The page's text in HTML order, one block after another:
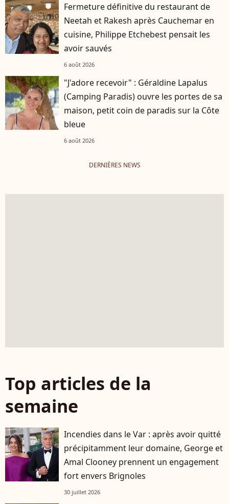
Fermeture définitive du restaurant de
Neetah et Rakesh après Cauchemar en
cuisine, Philippe Etchebest pensait les
avoir sauvés
6 août 2026
"J'adore recevoir" : Géraldine Lapalus
(Camping Paradis) ouvre les portes de sa
maison, petit coin de paradis sur la Côte
bleue
6 août 2026
DERNIÈRES NEWS
Top articles de la
semaine
Incendies dans le Var : après avoir quitté
précipitamment leur domaine, George et
Amal Clooney prennent un engagement
fort envers Brignoles
30 juillet 2026